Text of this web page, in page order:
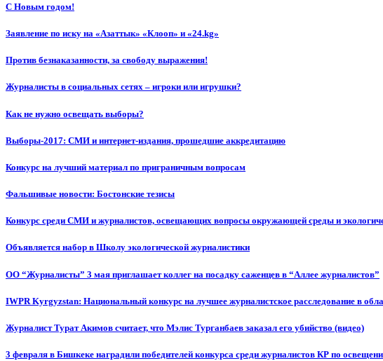
С Новым годом!
Заявление по иску на «Азаттык» «Клооп» и «24.kg»
Против безнаказанности, за свободу выражения!
Журналисты в социальных сетях – игроки или игрушки?
Как не нужно освещать выборы?
Выборы-2017: СМИ и интернет-издания, прошедшие аккредитацию
Конкурс на лучший материал по приграничным вопросам
Фальшивые новости: Бостонские тезисы
Конкурс среди СМИ и журналистов, освещающих вопросы окружающей среды и
Объявляется набор в Школу экологической журналистики
ОО “Журналисты” 3 мая приглашает коллег на посадку саженцев в “Аллее журналистов”
IWPR Kyrgyzstan: Национальный конкурс на лучшее журналистское расследование в
Журналист Турат Акимов считает, что Мэлис Турганбаев заказал его убийство (видео)
3 февраля в Бишкеке наградили победителей конкурса среди журналистов КР по